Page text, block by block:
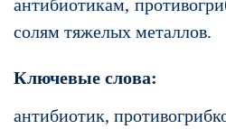
антибиотикам,
солям тяжелых металлов.
Ключевые слова:
антибиотик,